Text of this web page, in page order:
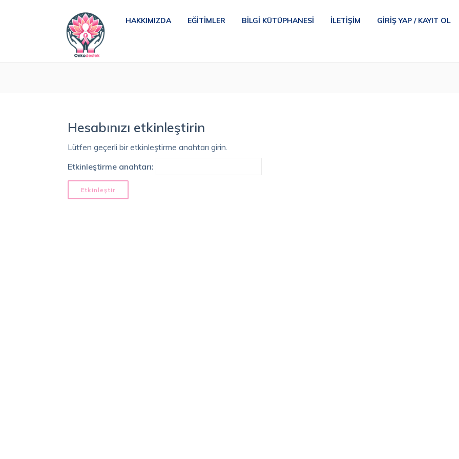
HAKKIMIZDA EĞITIMLER BILGI KÜTÜPHANESI İLETIŞIM GIRIŞ YAP / KAYIT OL
Hesabınızı etkinleştirin
Lütfen geçerli bir etkinleştirme anahtarı girin.
Etkinleştirme anahtarı: